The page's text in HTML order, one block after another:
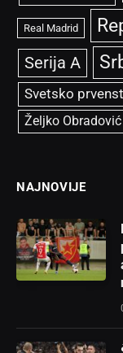
Real Madrid
Serija A
Svetsko
Željko Obradović
NAJNOVIJE